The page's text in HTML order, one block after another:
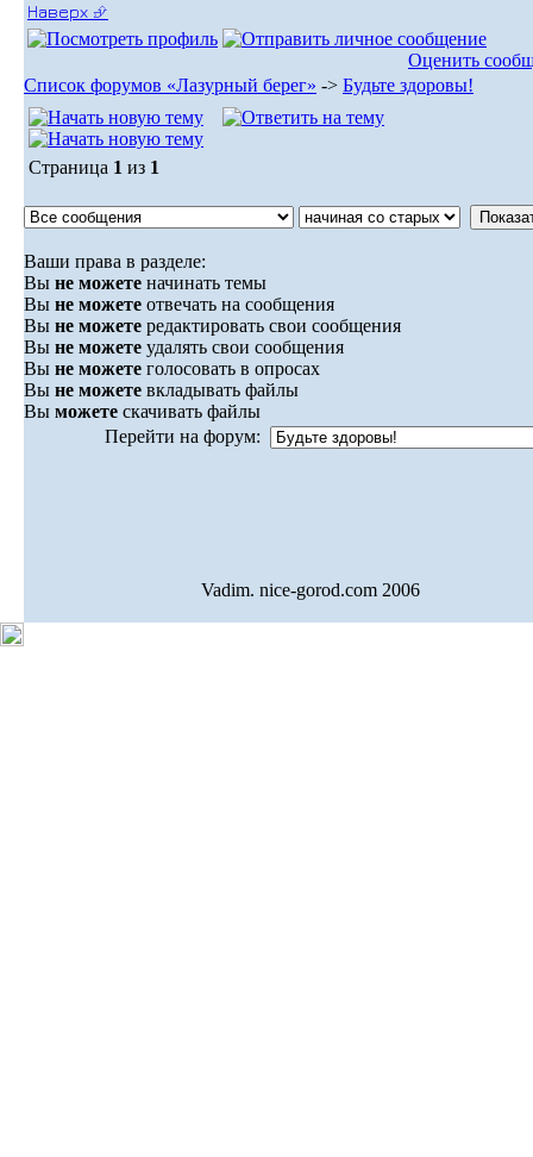
Наверх ⮵
Оценить
Список форумов «Лазурный берег» -> Будьте здоровы!
Страница 1 из 1
Ваши права в разделе:
Вы не можете начинать темы
Вы не можете отвечать на сообщения
Вы не можете редактировать свои сообщения
Вы не можете удалять свои сообщения
Вы не можете голосовать в опросах
Вы не можете вкладывать файлы
Вы можете скачивать файлы
Перейти на форум:
Vadim. nice-gorod.com 2006